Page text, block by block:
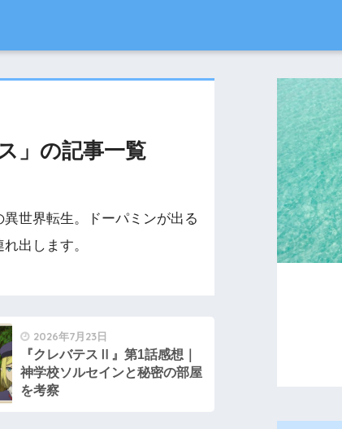
」の記事一覧
世界転生。ドーパミンが出る
出します。
2026年7月23日
『クレバテスⅡ』第1話感想｜
神学校ソルセインと秘密の部屋
を考察